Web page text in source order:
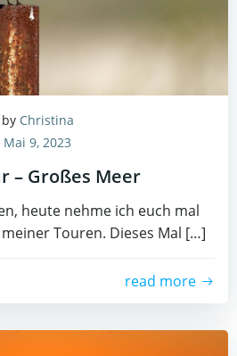
by Christina
Mai 9, 2023
– Großes Meer
heute nehme ich euch mal
Touren. Dieses Mal […]
read more